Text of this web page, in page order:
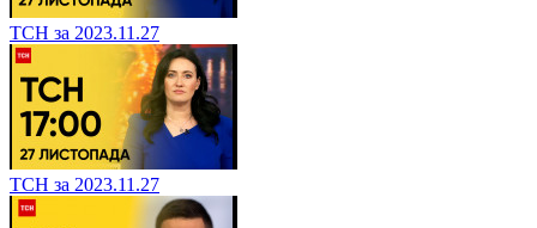
ТСН за 2023.11.27
ТСН за 2023.11.27